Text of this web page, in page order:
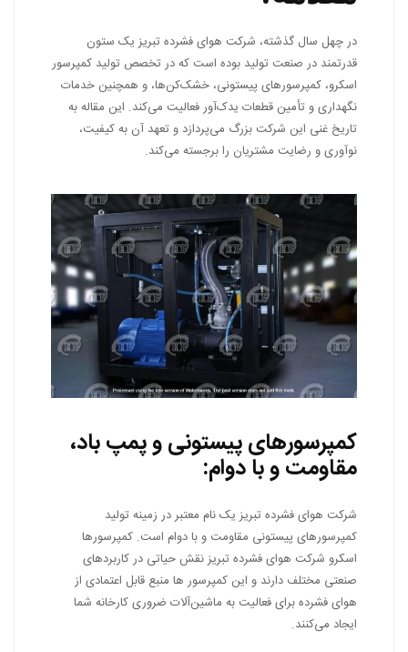
در چهل سال گذشته، شرکت هوای فشرده تبریز یک ستون
قدرتمند در صنعت تولید بوده است که در تخصص تولید کمپرسور
اسکرو، کمپرسورهای پیستونی، خشک‌کن‌ها، و همچنین خدمات
نگهداری و تأمین قطعات یدک‌آور فعالیت می‌کند. این مقاله به
تاریخ غنی این شرکت بزرگ می‌پردازد و تعهد آن به کیفیت،
نوآوری و رضایت مشتریان را برجسته می‌کند.
کمپرسورهای پیستونی و پمپ باد،
مقاومت و با دوام:
شرکت هوای فشرده تبریز یک نام معتبر در زمینه تولید
کمپرسورهای پیستونی مقاومت و با دوام است. کمپرسورها
اسکرو شرکت هوای فشرده تبریز نقش حیاتی در کاربردهای
صنعتی مختلف دارند و این کمپرسور ها منبع قابل اعتمادی از
هوای فشرده برای فعالیت به ماشین‌آلات ضروری کارخانه شما
ایجاد می‌کنند.